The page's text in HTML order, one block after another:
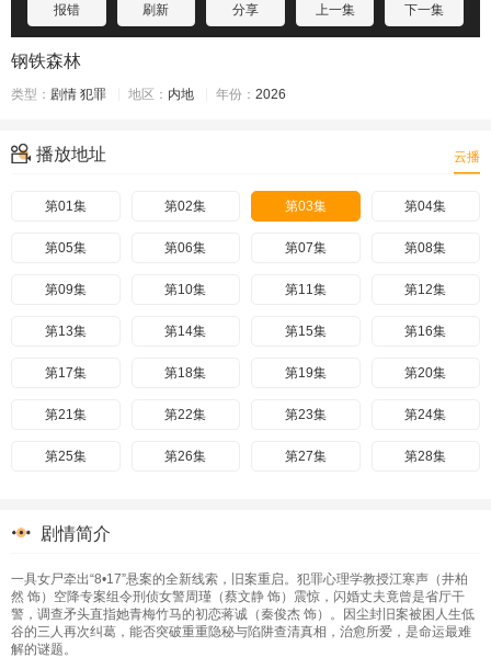
报错 刷新 分享 上一集 下一集
钢铁森林
类型： 剧情 犯罪 地区： 内地 年份： 2026
播放地址 云播
第01集 第02集 第03集 第04集
第05集 第06集 第07集 第08集
第09集 第10集 第11集 第12集
第13集 第14集 第15集 第16集
第17集 第18集 第19集 第20集
第21集 第22集 第23集 第24集
第25集 第26集 第27集 第28集
剧情简介
一具女尸牵出“8•17”悬案的全新线索，旧案重启。犯罪心理学教授江寒声（井柏
然 饰）空降专案组令刑侦女警周瑾（蔡文静 饰）震惊，闪婚丈夫竟曾是省厅干
警，调查矛头直指她青梅竹马的初恋蒋诚（秦俊杰 饰）。因尘封旧案被困人生低
谷的三人再次纠葛，能否突破重重隐秘与陷阱查清真相，治愈所爱，是命运最难
解的谜题。